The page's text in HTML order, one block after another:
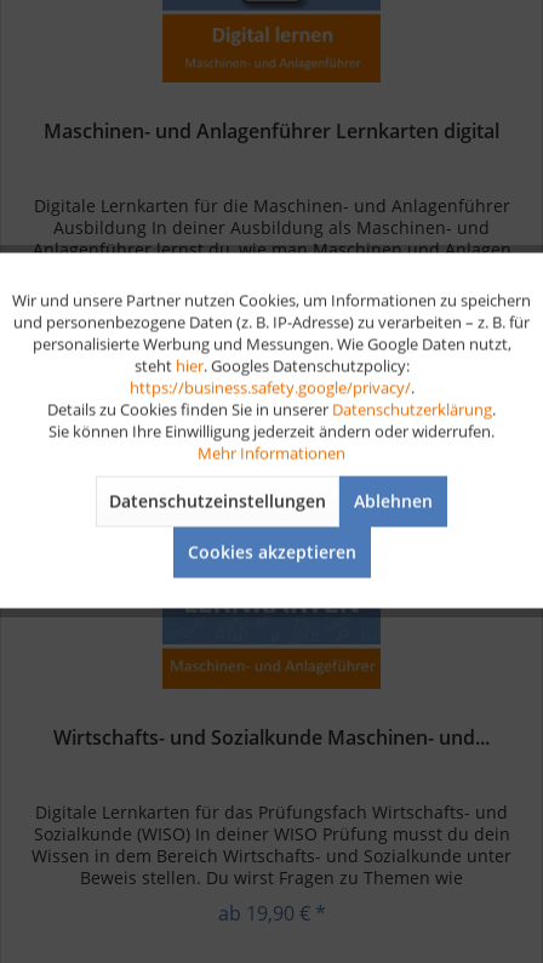
Maschinen- und Anlagenführer Lernkarten digital
Digitale Lernkarten für die Maschinen- und Anlagenführer
Ausbildung In deiner Ausbildung als Maschinen- und
Anlagenführer lernst du, wie man Maschinen und Anlagen
den...
ab 19,90 € *
Merken
Wirtschafts- und Sozialkunde Maschinen- und...
Digitale Lernkarten für das Prüfungsfach Wirtschafts- und
Sozialkunde (WISO) In deiner WISO Prüfung musst du dein
Wissen in dem Bereich Wirtschafts- und Sozialkunde unter
Beweis stellen. Du wirst Fragen zu Themen wie
ab 19,90 € *
Funktionale Aktiv
Aktiv
Wir und unsere Partner nutzen Cookies, um Informationen zu speichern
und personenbezogene Daten (z. B. IP-Adresse) zu verarbeiten – z. B. für
personalisierte Werbung und Messungen. Wie Google Daten nutzt,
steht hier. Googles Datenschutzpolicy:
https://business.safety.google/privacy/.
Details zu Cookies finden Sie in unserer Datenschutzerklärung.
Sie können Ihre Einwilligung jederzeit ändern oder widerrufen.
Mehr Informationen
Datenschutzeinstellungen Ablehnen
Cookies akzeptieren